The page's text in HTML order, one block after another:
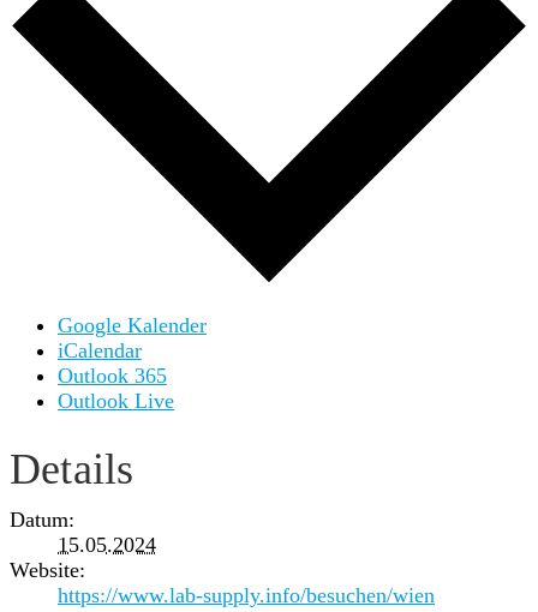
Google Kalender
iCalendar
Outlook 365
Outlook Live
Details
Datum:
15.05.2024
Website:
https://www.lab-supply.info/besuchen/wien